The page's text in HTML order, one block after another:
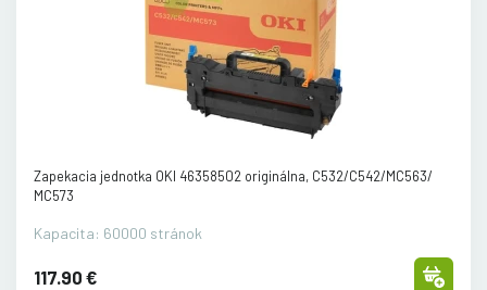
Zapekacia jednotka OKI 46358502 originálna, C532/C542/MC563/
MC573
Kapacita: 60000 stránok
117.90 €